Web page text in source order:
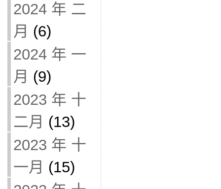
2024 年 二
月 (6)
2024 年 一
月 (9)
2023 年 十
二月 (13)
2023 年 十
一月 (15)